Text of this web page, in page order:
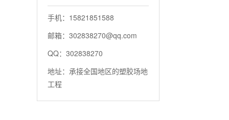
手机：15821851588
邮箱：302838270@qq.com
QQ：302838270
地址：承接全国地区的塑胶场地
工程